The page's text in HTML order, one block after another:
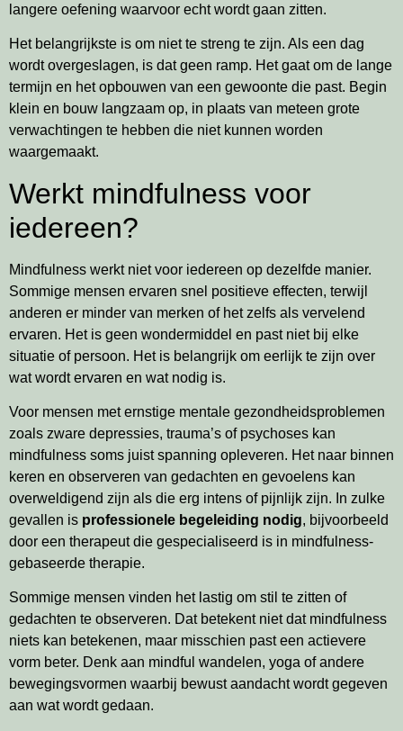
langere oefening waarvoor echt wordt gaan zitten.
Het belangrijkste is om niet te streng te zijn. Als een dag
wordt overgeslagen, is dat geen ramp. Het gaat om de lange
termijn en het opbouwen van een gewoonte die past. Begin
klein en bouw langzaam op, in plaats van meteen grote
verwachtingen te hebben die niet kunnen worden
waargemaakt.
Werkt mindfulness voor
iedereen?
Mindfulness werkt niet voor iedereen op dezelfde manier.
Sommige mensen ervaren snel positieve effecten, terwijl
anderen er minder van merken of het zelfs als vervelend
ervaren. Het is geen wondermiddel en past niet bij elke
situatie of persoon. Het is belangrijk om eerlijk te zijn over
wat wordt ervaren en wat nodig is.
Voor mensen met ernstige mentale gezondheidsproblemen
zoals zware depressies, trauma’s of psychoses kan
mindfulness soms juist spanning opleveren. Het naar binnen
keren en observeren van gedachten en gevoelens kan
overweldigend zijn als die erg intens of pijnlijk zijn. In zulke
gevallen is professionele begeleiding nodig, bijvoorbeeld
door een therapeut die gespecialiseerd is in mindfulness-
gebaseerde therapie.
Sommige mensen vinden het lastig om stil te zitten of
gedachten te observeren. Dat betekent niet dat mindfulness
niets kan betekenen, maar misschien past een actievere
vorm beter. Denk aan mindful wandelen, yoga of andere
bewegingsvormen waarbij bewust aandacht wordt gegeven
aan wat wordt gedaan.